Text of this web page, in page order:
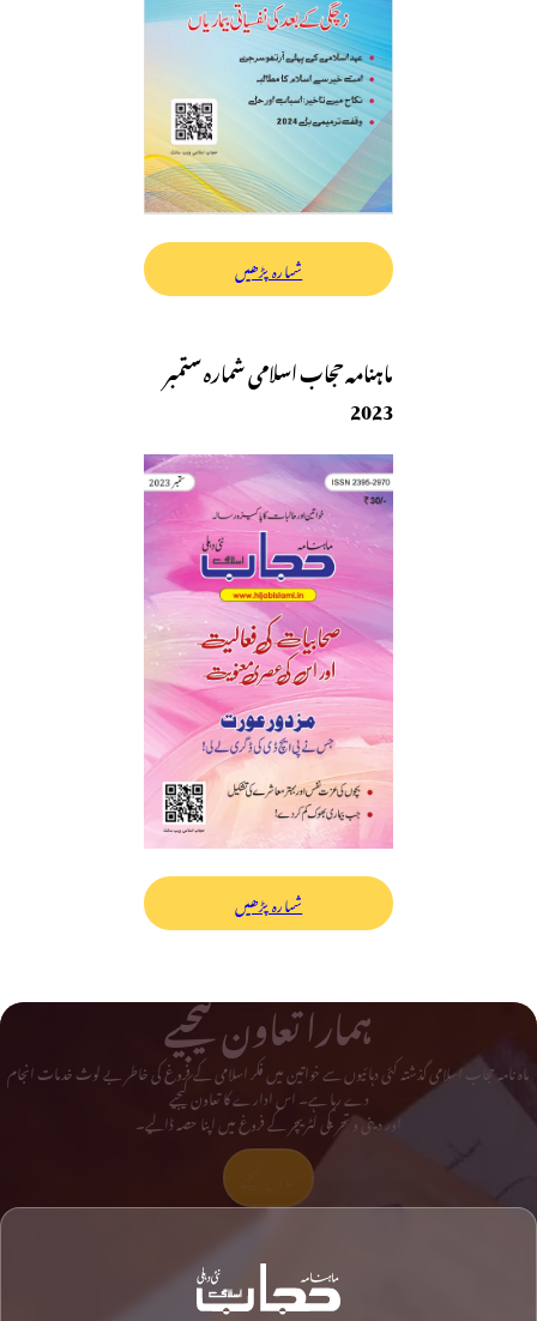
شمارہ پڑھیں
ماہنامہ حجاب اسلامی شمارہ ستمبر
2023
شمارہ پڑھیں
ہمارا تعاون کیجیے
ماہ نامہ حجاب اسلامی گذشتہ کئی دہائیوں سے خواتین میں فکر اسلامی کے فروغ کی خاطر بے لوث خدمات انجام
دے رہا ہے۔ اس ادارے کا تعاون کیجیے
اور دینی و تحریکی لٹریچر کے فروغ میں اپنا حصہ ڈالیے۔